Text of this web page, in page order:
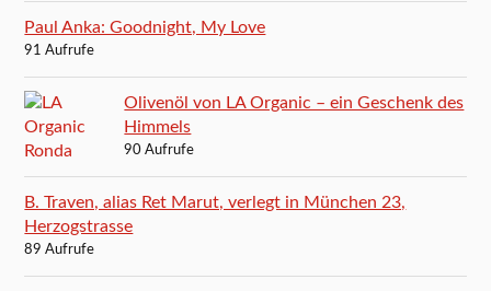
Paul Anka: Goodnight, My Love
91 Aufrufe
Olivenöl von LA Organic – ein Geschenk des
Himmels
90 Aufrufe
B. Traven, alias Ret Marut, verlegt in München 23,
Herzogstrasse
89 Aufrufe